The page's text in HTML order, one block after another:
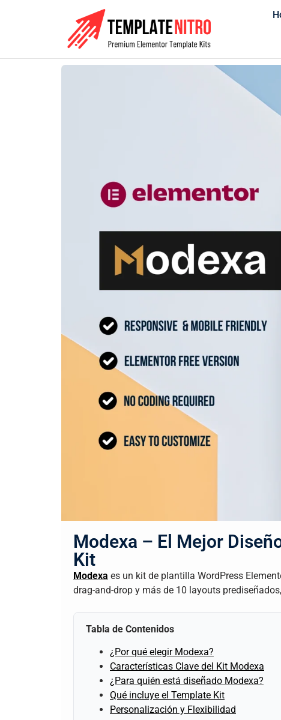
Modexa – El Mejor
Kit
Modexa es un kit de plantilla WordPress
drag-and-drop y más de 10 layouts
Tabla de Contenidos
¿Por qué elegir Modexa?
Características Clave del Kit Modexa
¿Para quién está diseñado Modexa?
Qué incluye el Template Kit
Personalización y Flexibilidad